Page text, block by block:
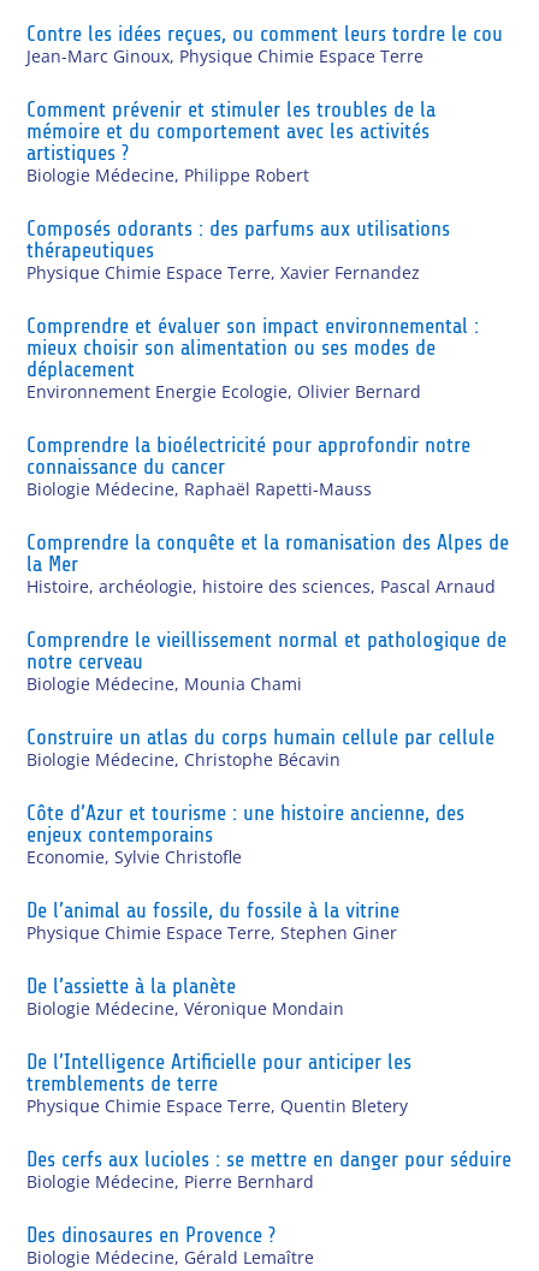
Contre les idées reçues, ou comment leurs tordre le cou
Jean-Marc Ginoux, Physique Chimie Espace Terre
Comment prévenir et stimuler les troubles de la
mémoire et du comportement avec les activités
artistiques ?
Biologie Médecine, Philippe Robert
Composés odorants : des parfums aux utilisations
thérapeutiques
Physique Chimie Espace Terre,Xavier Fernandez
Comprendre et évaluer son impact environnemental :
mieux choisir son alimentation ou ses modes de
déplacement
Environnement Energie Ecologie, Olivier Bernard
Comprendre la bioélectricité pour approfondir notre
connaissance du cancer
Biologie Médecine, Raphaël Rapetti-Mauss
Comprendre la conquête et la romanisation des Alpes de
la Mer
Histoire, archéologie, histoire des sciences, Pascal Arnaud
Comprendre le vieillissement normal et pathologique de
notre cerveau
Biologie Médecine, Mounia Chami
Construire un atlas du corps humain cellule par cellule
Biologie Médecine, Christophe Bécavin
Côte d’Azur et tourisme : une histoire ancienne, des
enjeux contemporains
Economie,Sylvie Christofle
De l’animal au fossile, du fossile à la vitrine
Physique Chimie Espace Terre,Stephen Giner
De l’assiette à la planète
Biologie Médecine,Véronique Mondain
De l’Intelligence Artificielle pour anticiper les
tremblements de terre
Physique Chimie Espace Terre, Quentin Bletery
Des cerfs aux lucioles : se mettre en danger pour séduire
Biologie Médecine, Pierre Bernhard
Des dinosaures en Provence ?
Biologie Médecine, Gérald Lemaître